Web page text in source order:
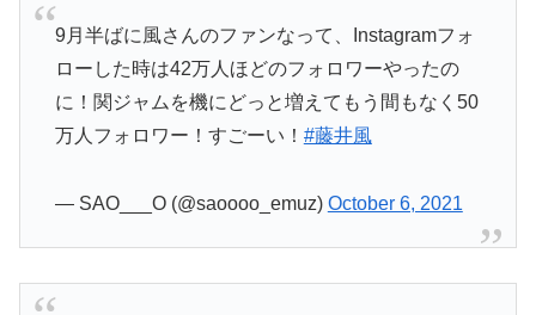
9月半ばに風さんのファンなって、Instagramフォ
ローした時は42万人ほどのフォロワーやったの
に！関ジャムを機にどっと増えてもう間もなく50
万人フォロワー！すごーい！ #藤井風
— SAO___O (@saoooo_emuz) October 6, 2021